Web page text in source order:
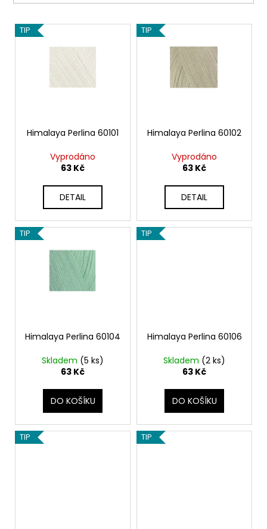
ů
V
ý
TIP
Himalaya Perlina 60101
Vyprodáno
63 Kč
DETAIL
TIP
Himalaya Perlina 60102
Vyprodáno
63 Kč
DETAIL
TIP
Himalaya Perlina 60104
Skladem (5 ks)
63 Kč
DO KOŠÍKU
TIP
Himalaya Perlina 60106
Skladem (2 ks)
63 Kč
DO KOŠÍKU
TIP TIP
j
e